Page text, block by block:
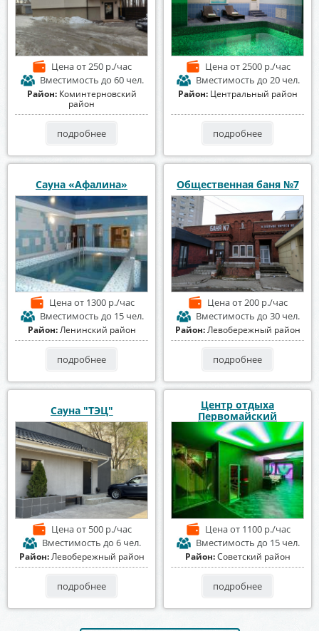
Ценаот 250 р./час
Вместимость до 60 чел.
Район: Коминтерновский
район
подробнее
Ценаот 2500 р./час
Вместимость до 20 чел.
Район: Центральный район
подробнее
Сауна «Афалина»
Ценаот 1300 р./час
Вместимость до 15 чел.
Район:Ленинский район
подробнее
Общественная баня №7
Ценаот 200 р./час
Вместимость до 30 чел.
Район:Левобережный район
подробнее
Сауна "ТЭЦ"
Ценаот 500 р./час
Вместимость до 6 чел.
Район:Левобережный район
подробнее
Центр отдыха
Первомайский
Ценаот 1100 р./час
Вместимость до 15 чел.
Район:Советский район
подробнее